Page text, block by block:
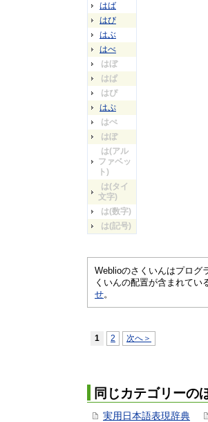
はば
はび
はぶ
はべ
はぼ
はぱ
はぴ
はぷ
はぺ
はぽ
は(アル
ファベッ
ト)
は(タイ
文字)
は(数字)
は(記号)
Weblioのさくいんはプログ
くいんの配置が含まれてい
せ。
1 2 次へ＞
同じカテゴリーの
実用日本語表現辞典